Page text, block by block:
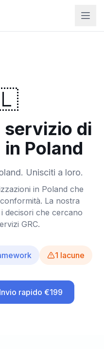
servizio di
Poland
Unisciti a loro.
in Poland che
La nostra
decisori che cercano
GRC.
1 lacune
Invio rapido €199